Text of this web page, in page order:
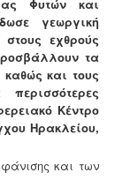
Φυτών και
γεωργική
εχθρούς
τα
και τους
Κέντρο
Ηρακλείου,
και των